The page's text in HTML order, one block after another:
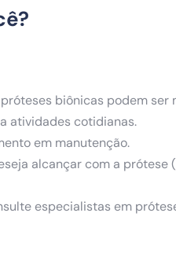
biônicas podem ser
atividades cotidianas.
em manutenção.
alcançar com a prótese
especialistas em